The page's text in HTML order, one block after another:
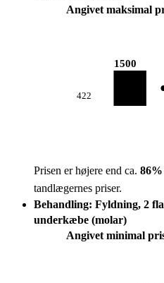
Angivet maksimal
422
1500
Prisen er højere end ca. 86%
tandlægernes priser.
Behandling: Fyldning, 2
underkæbe (molar)
Angivet minimal